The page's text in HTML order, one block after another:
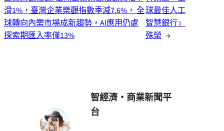
滑1%，臺灣企業樂觀指數季減7.6%， 全
球轉向內需市場成新趨勢，AI應用仍處
探索期匯入率僅13%
球最佳人工
智慧銀行」
殊榮 →
智經濟・商業新聞平
台